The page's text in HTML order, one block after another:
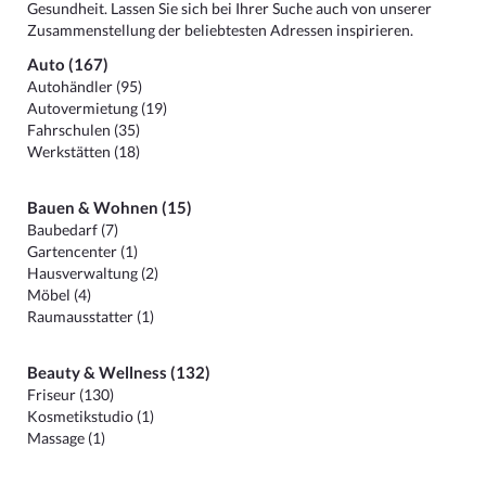
Gesundheit. Lassen Sie sich bei Ihrer Suche auch von unserer
Zusammenstellung der beliebtesten Adressen inspirieren.
Auto (167)
Autohändler (95)
Autovermietung (19)
Fahrschulen (35)
Werkstätten (18)
Bauen & Wohnen (15)
Baubedarf (7)
Gartencenter (1)
Hausverwaltung (2)
Möbel (4)
Raumausstatter (1)
Beauty & Wellness (132)
Friseur (130)
Kosmetikstudio (1)
Massage (1)